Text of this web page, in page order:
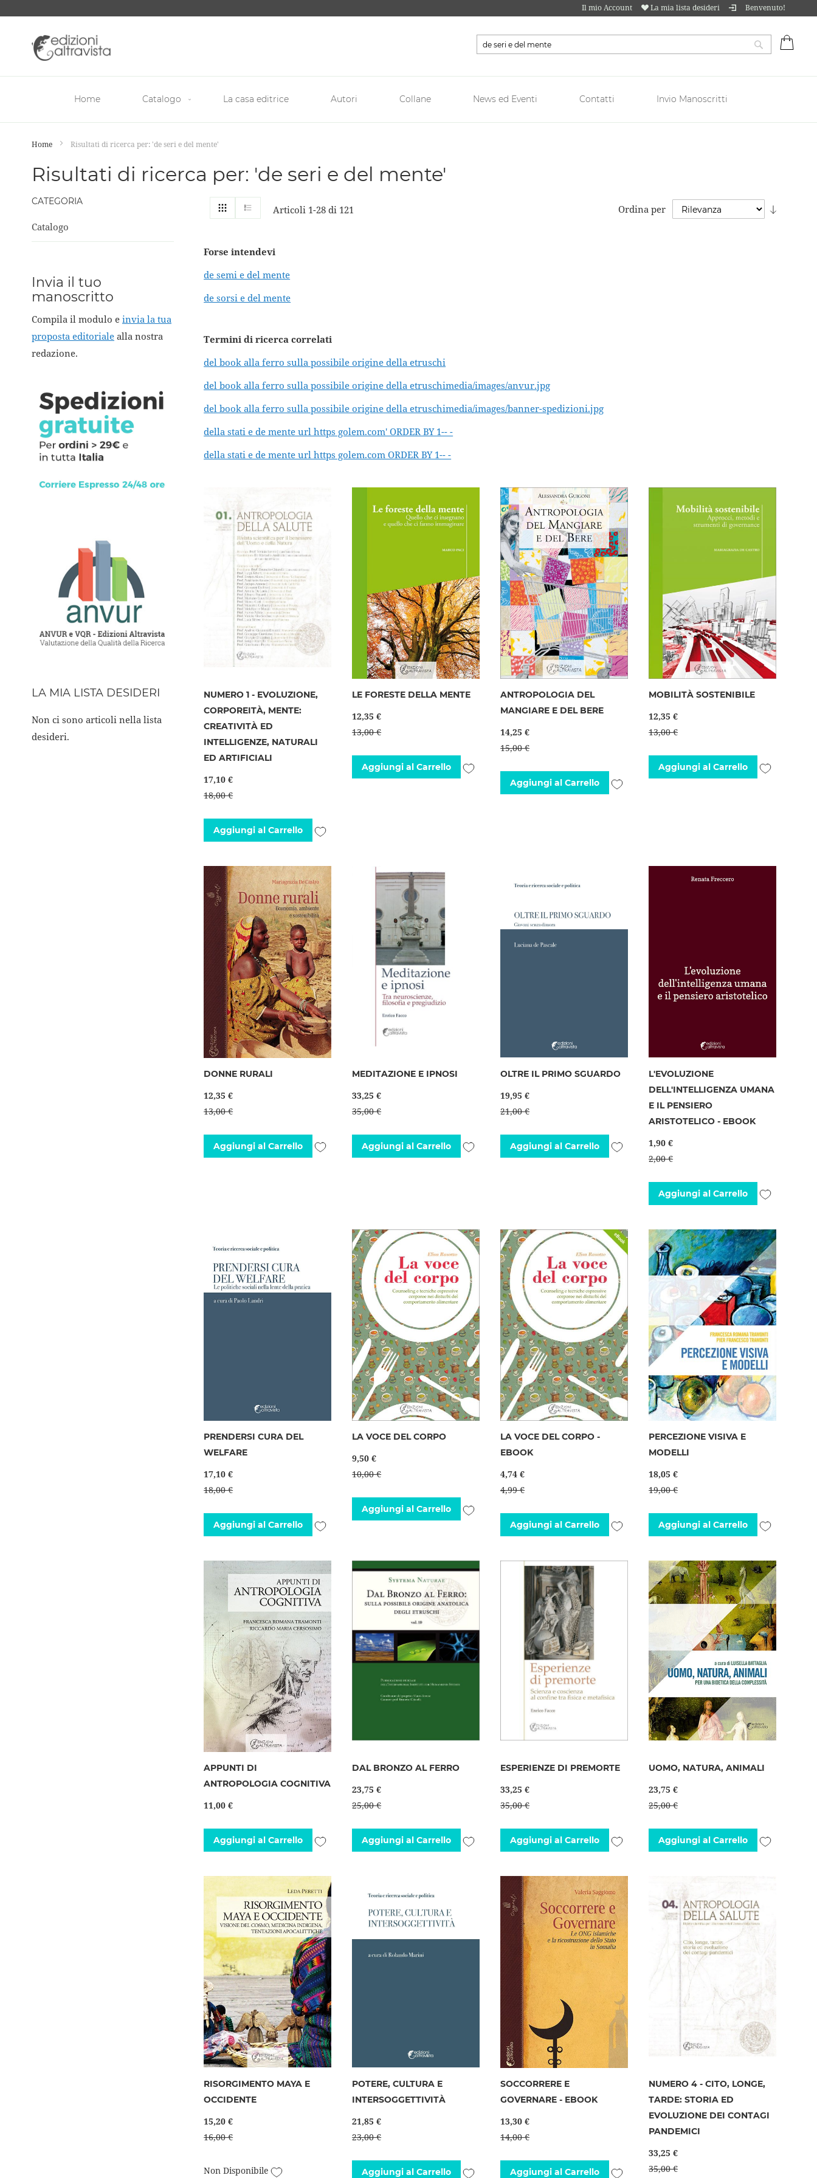
Il mio Account La mia lista desideri Benvenuto!
contenuto
Home Catalogo La casa editrice Autori Collane News ed Eventi Contatti Invio Manoscritti
Home Risultati di ricerca per: 'de seri e del mente'
Risultati di ricerca per: 'de seri e del mente'
Mostra
come
Griglia Articoli 1-28 di 121 Ordina per
Forse intendevi
de semi e del mente
de sorsi e del mente
Termini di ricerca correlati
del book alla ferro sulla possibile origine della etruschi
del book alla ferro sulla possibile origine della etruschimedia/images/anvur.jpg
del book alla ferro sulla possibile origine della etruschimedia/images/banner-spedizioni.jpg
della stati e de mente url https golem.com' ORDER BY 1-- -
della stati e de mente url https golem.com ORDER BY 1-- -
NUMERO 1 - EVOLUZIONE,
CORPOREITÀ, MENTE:
CREATIVITÀ ED
INTELLIGENZE, NATURALI
ED ARTIFICIALI
17,10 €
18,00 €
Aggiungi al Carrello
Aggiungi
desideri
LE FORESTE DELLA MENTE
12,35 €
13,00 €
Aggiungi al Carrello
Aggiungi
ANTROPOLOGIA DEL
MANGIARE E DEL BERE
14,25 €
15,00 €
Aggiungi al Carrello
Aggiungi
MOBILITÀ SOSTENIBILE
12,35 €
13,00 €
Aggiungi al Carrello
Aggiungi
DONNE RURALI
12,35 €
13,00 €
Aggiungi al Carrello
Aggiungi
MEDITAZIONE E IPNOSI
33,25 €
35,00 €
Aggiungi al Carrello
Aggiungi
OLTRE IL PRIMO SGUARDO
19,95 €
21,00 €
Aggiungi al Carrello
Aggiungi
L'EVOLUZIONE
DELL'INTELLIGENZA UMANA
E IL PENSIERO
ARISTOTELICO - EBOOK
1,90 €
2,00 €
Aggiungi al Carrello
Aggiungi
lista
desideri
PRENDERSI CURA DEL
WELFARE
17,10 €
18,00 €
Aggiungi al Carrello
Aggiungi
lista
LA VOCE DEL CORPO
9,50 €
10,00 €
Aggiungi al Carrello
Aggiungi
desideri
LA VOCE DEL CORPO -
EBOOK
4,74 €
4,99 €
Aggiungi al Carrello
Aggiungi
desideri
PERCEZIONE VISIVA E
MODELLI
18,05 €
19,00 €
Aggiungi al Carrello
Aggiungi
lista
desideri
APPUNTI DI
ANTROPOLOGIA COGNITIVA
11,00 €
Aggiungi al Carrello
Aggiungi
lista
desideri
DAL BRONZO AL FERRO
23,75 €
25,00 €
Aggiungi al Carrello
Aggiungi
desideri
ESPERIENZE DI PREMORTE
33,25 €
35,00 €
Aggiungi al Carrello
Aggiungi
lista
desideri
UOMO, NATURA, ANIMALI
23,75 €
25,00 €
Aggiungi al Carrello
Aggiungi
RISORGIMENTO MAYA E
OCCIDENTE
15,20 €
16,00 €
Non Disponibile Aggiungi
POTERE, CULTURA E
INTERSOGGETTIVITÀ
21,85 €
23,00 €
Aggiungi al Carrello Aggiungi
SOCCORRERE E
GOVERNARE - EBOOK
13,30 €
14,00 €
Aggiungi al Carrello Aggiungi
NUMERO 4 - CITO, LONGE,
TARDE: STORIA ED
EVOLUZIONE DEI CONTAGI
PANDEMICI
33,25 €
35,00 €
CATEGORIA
Catalogo
Invia il tuo
manoscritto
Compila il modulo e invia la tua
proposta editoriale alla nostra
redazione.
LA MIA LISTA DESIDERI
Non ci sono articoli nella lista
desideri.